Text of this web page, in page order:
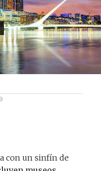
con un sinfín de